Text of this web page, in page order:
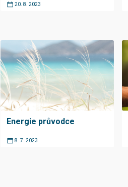
20. 8. 2023
Energie průvodce
8. 7. 2023